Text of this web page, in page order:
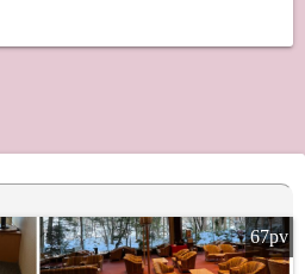
67pv